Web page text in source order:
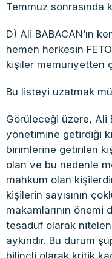
Temmuz sonrasında
D) Ali BABACAN’ın
hemen herkesin
kişiler memuriyetten
Bu listeyi uzatmak
Görüleceği üzere, Ali
yönetimine getirdiği
birimlerine getirilen
olan ve bu nedenle
mahkum olan
kişilerin sayısının
makamlarının önemi
tesadüf olarak
aykırıdır. Bu durum